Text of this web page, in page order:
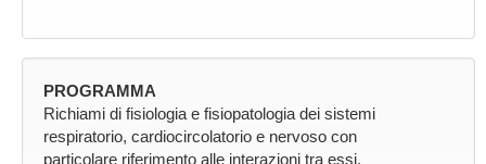
PROGRAMMA
Richiami di fisiologia e fisiopatologia dei sistemi
respiratorio, cardiocircolatorio e nervoso con
particolare riferimento alle interazioni tra essi.